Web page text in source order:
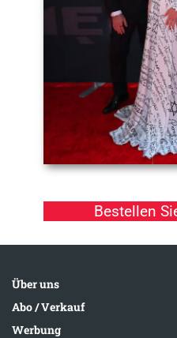
Bestellen
Über uns
Abo / Verkauf
Werbung